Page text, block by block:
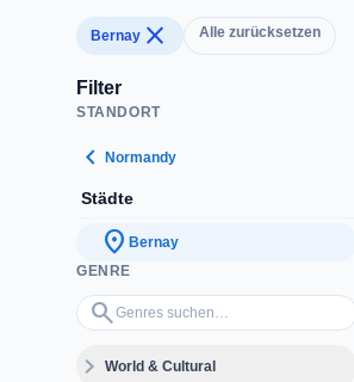
Bernay close Alle zurücksetzen
Filter
STANDORT
chevron_left Normandy
Städte
location_on Bernay
GENRE
search
Genres suchen…
expand_moreWorld & Cultural